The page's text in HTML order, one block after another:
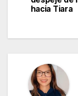
de
hacia Tiara